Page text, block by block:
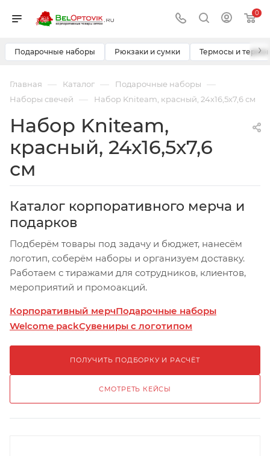
0
Подарочные наборы Рюкзаки и сумки Термосы и ›
Главная — Каталог — Подарочные наборы —
Наборы свечей — Набор Kniteam, красный, 24х16,5х7,6 см
Набор Kniteam,
красный, 24х16,5х7,6
см
Каталог корпоративного мерча и
подарков
Подберём товары под задачу и бюджет, нанесём
логотип, соберём наборы и организуем доставку.
Работаем с тиражами для сотрудников, клиентов,
мероприятий и промоакций.
Корпоративный мерчПодарочные наборы
Welcome packСувениры с логотипом
ПОЛУЧИТЬ ПОДБОРКУ И РАСЧЁТ
СМОТРЕТЬ КЕЙСЫ